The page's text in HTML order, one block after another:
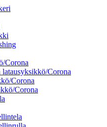
Corona
Corona
Corona
Corona